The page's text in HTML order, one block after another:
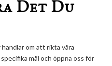
Det Du
om att rikta våra
mål och öppna oss för